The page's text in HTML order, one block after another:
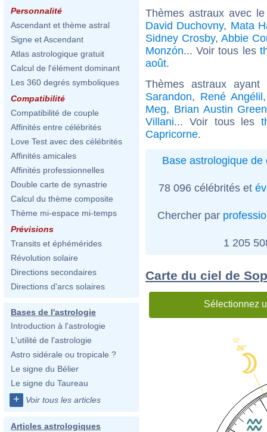
Personnalité
Ascendant et thème astral
Signe et Ascendant
Atlas astrologique gratuit
Calcul de l'élément dominant
Les 360 degrés symboliques
Compatibilité
Compatibilité de couple
Affinités entre célébrités
Love Test avec des célébrités
Affinités amicales
Affinités professionnelles
Double carte de synastrie
Calcul du thème composite
Thème mi-espace mi-temps
Prévisions
Transits et éphémérides
Révolution solaire
Directions secondaires
Directions d'arcs solaires
Bases de l'astrologie
Introduction à l'astrologie
L'utilité de l'astrologie
Astro sidérale ou tropicale ?
Le signe du Bélier
Le signe du Taureau
+ Voir tous les articles
Articles astrologiques
Thèmes astraux avec
David Duchovny, Mata
Sidney Crosby, Abbie
Monzón... Voir tous les
août.
Thèmes astraux
Sarandon, René Angélil
Meg, Brian Austin Green
Villani... Voir tous les
Capricorne.
Base astrologique de
78 096 célébrités et
Chercher par
1 205
Carte du ciel de
Sélectionnez
26°
02'